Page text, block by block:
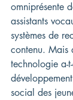
omniprésente
assistants
systèmes de
contenu. Mais
technologie a-
social des